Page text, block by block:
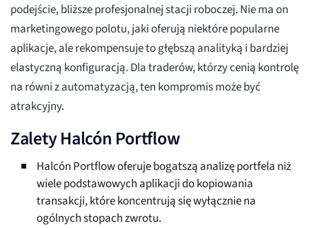
podejście, bliższe profesjonalnej stacji roboczej. Nie ma on
marketingowego polotu, jaki oferują niektóre popularne
aplikacje, ale rekompensuje to głębszą analityką i bardziej
elastyczną konfiguracją. Dla traderów, którzy cenią kontrolę
na równi z automatyzacją, ten kompromis może być
atrakcyjny.
Zalety Halcón Portflow
Halcón Portflow oferuje bogatszą analizę portfela niż
wiele podstawowych aplikacji do kopiowania
transakcji, które koncentrują się wyłącznie na
ogólnych stopach zwrotu.